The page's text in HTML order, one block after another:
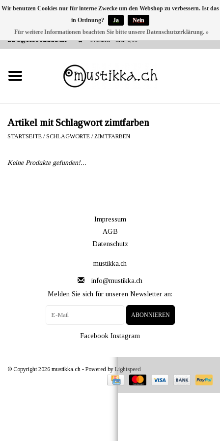
VERSANDKOSTEN 0 CHF INNERHALB CH | INT. VERSAND ÜBER
INFO@MUSTIKKA.CH
0 Artikel - CHF 0,00
NEU BEI UNS
SHOP - A PIECE OF
FINLAND FOR YOU
Artikel mit Schlagwort zimtfarben
STARTSEITE /SCHLAGWORTE /ZIMTFARBEN
Keine Produkte gefunden!...
Impressum
AGB
Datenschutz
mustikka.ch
info@mustikka.ch
Melden Sie sich für unseren Newsletter an:
ABONNIEREN
Facebook Instagram
© Copyright 2026 mustikka.ch - Powered by Lightspeed
Wir benutzen Cookies nur für interne Zwecke um den Webshop zu verbessern. Ist das
in Ordnung?
Ja
Nein
Für weitere Informationen beachten Sie bitte unsere Datenschutzerklärung. »